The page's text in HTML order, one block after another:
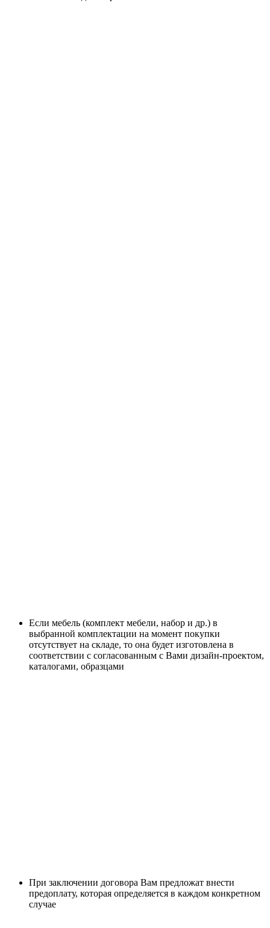
Если мебель (комплект мебели, набор и др.) в
выбранной комплектации на момент покупки
отсутствует на складе, то она будет изготовлена в
соответствии с согласованным с Вами дизайн-проектом,
каталогами, образцами
При заключении договора Вам предложат внести
предоплату, которая определяется в каждом конкретном
случае